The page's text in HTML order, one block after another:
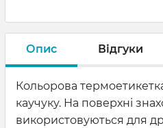
Опис Відгуки
Кольорова
каучуку. На поверхні
використовуються для